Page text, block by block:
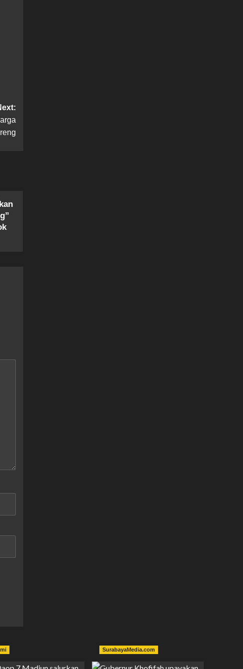
SurabayaMedia.com